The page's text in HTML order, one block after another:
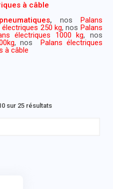
à câble
, nos Palans
électriques 250 kg, nos Palans
électriques 1000 kg, nos
, nos Palans électriques
à câble
sur 25 résultats